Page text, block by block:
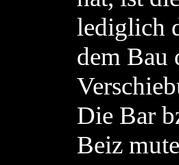
lediglich
dem Bau
Die Bar
Beiz